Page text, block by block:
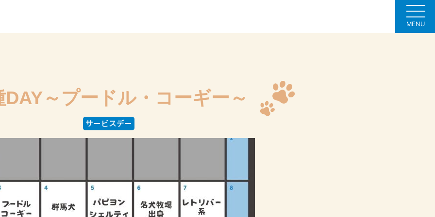
MENU
DAY～プードル・コーギー～
サービスデー